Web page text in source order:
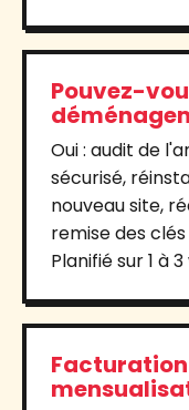
Pouvez-
Oui : audit de
sécurisé,
nouveau site,
remise des
Planifié sur 1 à
Facturation